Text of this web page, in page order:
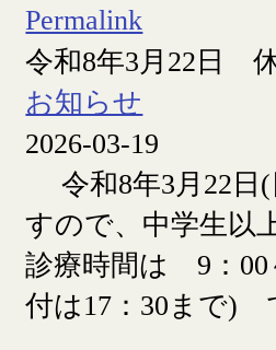
Permalink
令和8年3月22日
お知らせ
2026-03-19
令和8年3月22日(
すので、中学生以
診療時間は 9：00
付は17：30まで)